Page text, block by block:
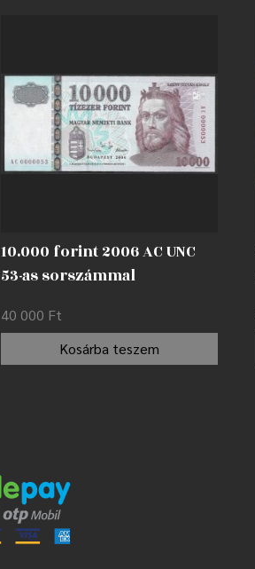
10.000 forint 2006 AC UNC
53-as sorszámmal
40 000 Ft
Kosárba teszem